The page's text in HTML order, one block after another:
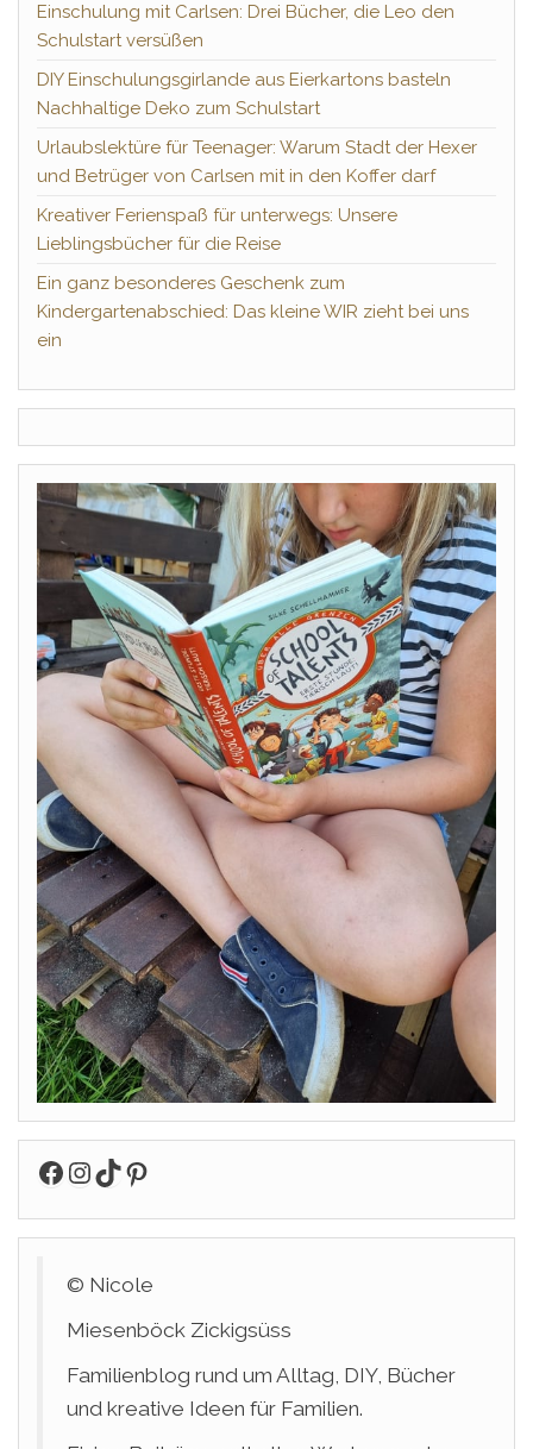
Einschulung mit Carlsen: Drei Bücher, die Leo den
Schulstart versüßen
DIY Einschulungsgirlande aus Eierkartons basteln
Nachhaltige Deko zum Schulstart
Urlaubslektüre für Teenager: Warum Stadt der Hexer
und Betrüger von Carlsen mit in den Koffer darf
Kreativer Ferienspaß für unterwegs: Unsere
Lieblingsbücher für die Reise
Ein ganz besonderes Geschenk zum
Kindergartenabschied: Das kleine WIR zieht bei uns
ein
Facebook
Instagram
TikTok
Pinterest
© Nicole
Miesenböck Zickigsüss
Familienblog rund um Alltag, DIY, Bücher
und kreative Ideen für Familien.